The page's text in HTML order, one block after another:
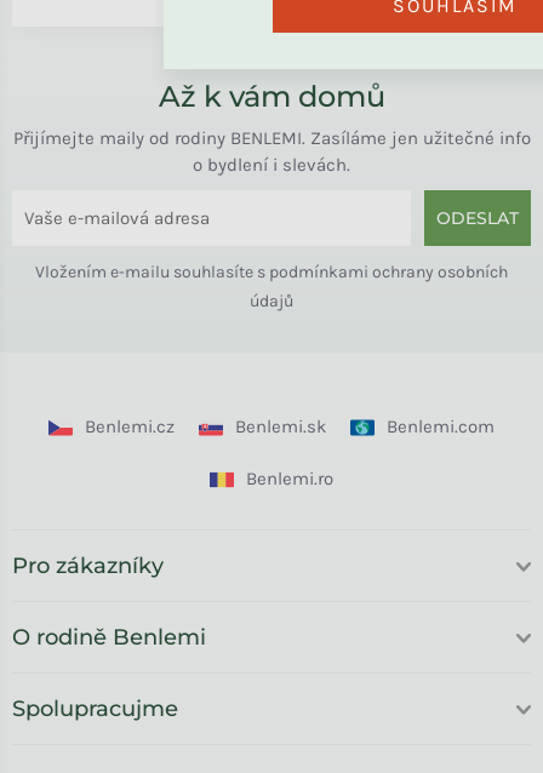
SOUHLASÍM
Až k vám domů
Přijímejte maily od rodiny BENLEMI. Zasíláme jen užitečné info
o bydlení i slevách.
ODESLAT
Vložením e-mailu souhlasíte s podmínkami ochrany osobních
údajů
Benlemi.cz Benlemi.sk Benlemi.com
Benlemi.ro
Pro zákazníky
O rodině Benlemi
Spolupracujme